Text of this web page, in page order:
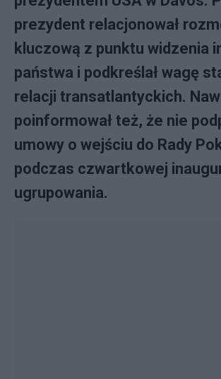
prezydent relacjonował
kluczową z punktu widzenia
państwa i podkreślał wagę
relacji transatlantyckich.
poinformował też, że nie
umowy o wejściu do Rady
podczas czwartkowej
ugrupowania.